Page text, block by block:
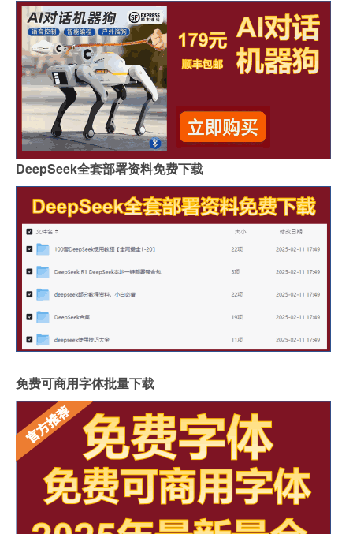
DeepSeek全套部署资料免费下载
免费可商用字体批量下载